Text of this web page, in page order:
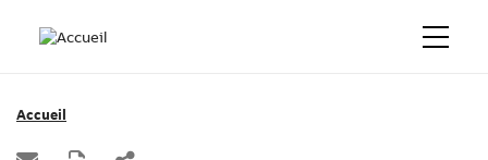
Accueil